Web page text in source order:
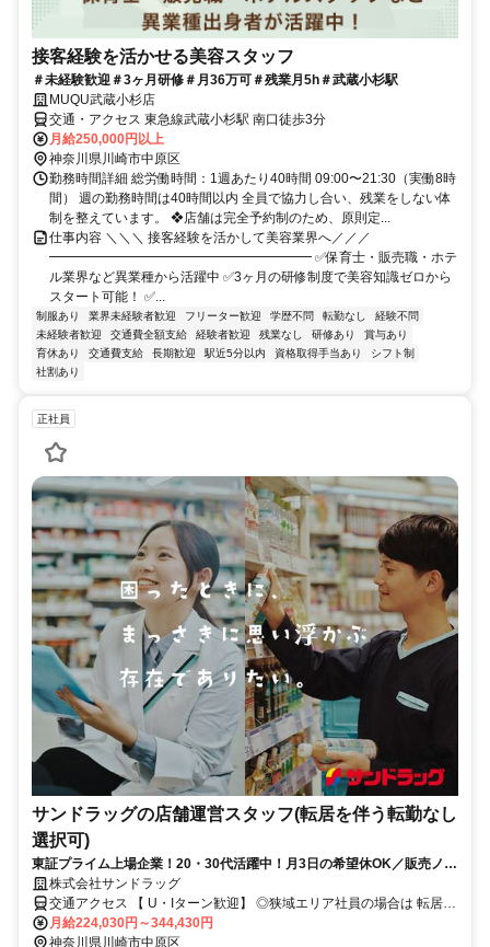
接客経験を活かせる美容スタッフ
＃未経験歓迎＃3ヶ月研修＃月36万可＃残業月5h＃武蔵小杉駅
MUQU武蔵小杉店
交通・アクセス 東急線武蔵小杉駅 南口徒歩3分
月給250,000円以上
神奈川県川崎市中原区
勤務時間詳細 総労働時間：1週あたり40時間 09:00〜21:30（実働8時
間） 週の勤務時間は40時間以内 全員で協力し合い、残業をしない体
制を整えています。 ❖店舗は完全予約制のため、原則定...
仕事内容 ＼＼＼ 接客経験を活かして美容業界へ／／／
━━━━━━━━━━━━━━━━━━━━ ✅保育士・販売職・ホテ
ル業界など異業種から活躍中 ✅3ヶ月の研修制度で美容知識ゼロから
スタート可能！ ✅...
制服あり 業界未経験者歓迎 フリーター歓迎 学歴不問 転勤なし
経験不問
未経験者歓迎
交通費全額支給 経験者歓迎 残業なし 研修あり
賞与あり
育休あり
交通費支給 長期歓迎 駅近5分以内 資格取得手当あり
シフト制
社割あり
正社員
サンドラッグの店舗運営スタッフ(転居を伴う転勤なし
選択可)
東証プライム上場企業！20・30代活躍中！月3日の希望休OK／販売ノル
マなし／年収例32歳SV816万円／販促企画～商品管理など店舗運営がメ
インの仕事
株式会社サンドラッグ
交通アクセス 【 U・Iターン歓迎】 ◎狭域エリア社員の場合は 転居を
伴う転勤はありません。 ◎マイカー通勤OK
月給224,030円～344,430円
神奈川県川崎市中原区